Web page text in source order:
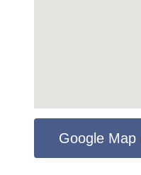
Google Map